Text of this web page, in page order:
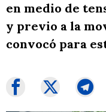
en medio de
y previo a la
convocó para